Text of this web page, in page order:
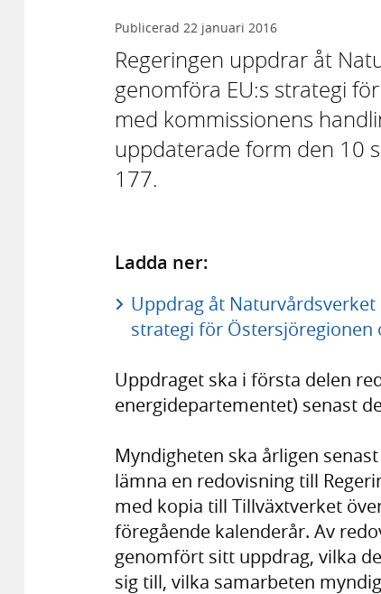
Publicerad 22 januari 2016
Regeringen uppdrar åt
genomföra EU:s strategi
med kommissionens
uppdaterade form den 10
177.
Ladda ner:
Uppdrag åt
strategi för Östersjöregionen
Uppdraget ska i första delen
energidepartementet) senast
Myndigheten ska årligen
lämna en redovisning till
med kopia till Tillväxtverket
föregående kalenderår. Av
genomfört sitt uppdrag, vilka
sig till, vilka samarbeten